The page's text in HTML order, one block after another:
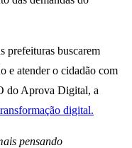
prefeituras buscarem
e atender o cidadão com
do Aprova Digital, a
digital.
pensando